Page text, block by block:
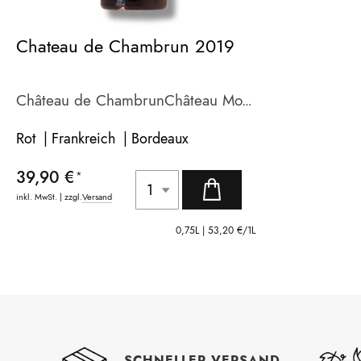
Chateau de Chambrun 2019
Château de ChambrunChâteau Moncets
Rot | Frankreich | Bordeaux
39,90 €
inkl. MwSt. | zzgl.Versand
0,75L | 53,20 €/1L